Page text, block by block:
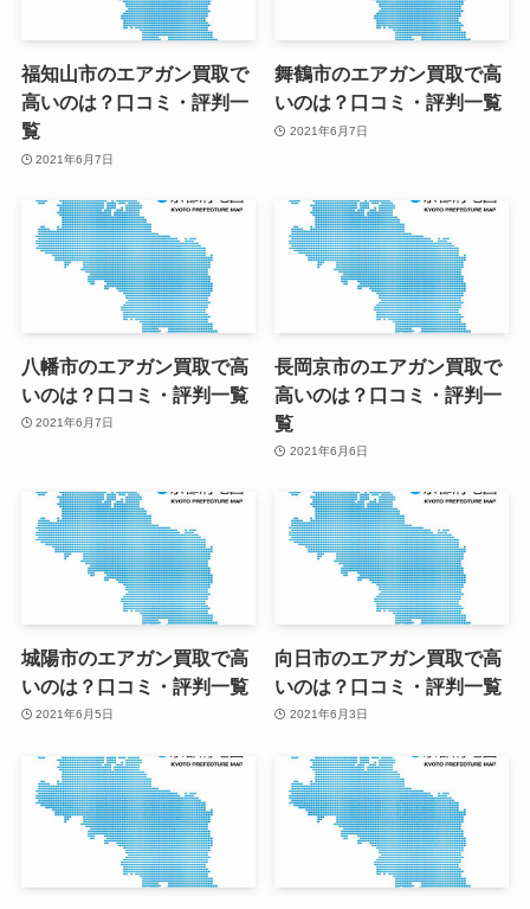
福知山市のエアガン買取で
高いのは？口コミ・評判一
覧
2021年6月7日
舞鶴市のエアガン買取で高
いのは？口コミ・評判一覧
2021年6月7日
八幡市のエアガン買取で高
いのは？口コミ・評判一覧
2021年6月7日
長岡京市のエアガン買取で
高いのは？口コミ・評判一
覧
2021年6月6日
城陽市のエアガン買取で高
いのは？口コミ・評判一覧
2021年6月5日
向日市のエアガン買取で高
いのは？口コミ・評判一覧
2021年6月3日